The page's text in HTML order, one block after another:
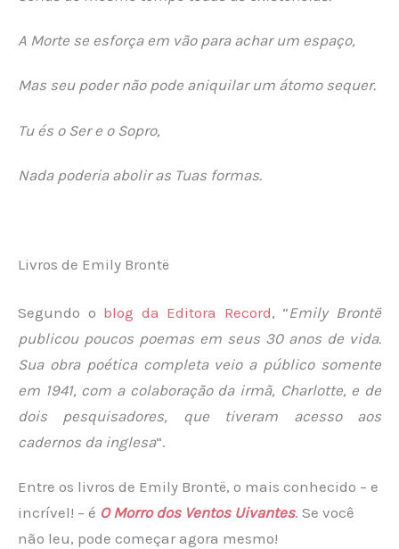
A Morte se esforça em vão para achar um espaço,
Mas seu poder não pode aniquilar um átomo sequer.
Tu és o Ser e o Sopro,
Nada poderia abolir as Tuas formas.
Livros de Emily Brontë
Segundo o blog da Editora Record, “Emily Brontë
publicou poucos poemas em seus 30 anos de vida.
Sua obra poética completa veio a público somente
em 1941, com a colaboração da irmã, Charlotte, e de
dois pesquisadores, que tiveram acesso aos
cadernos da inglesa“.
Entre os livros de Emily Brontë, o mais conhecido – e
incrível! – é O Morro dos Ventos Uivantes. Se você
não leu, pode começar agora mesmo!